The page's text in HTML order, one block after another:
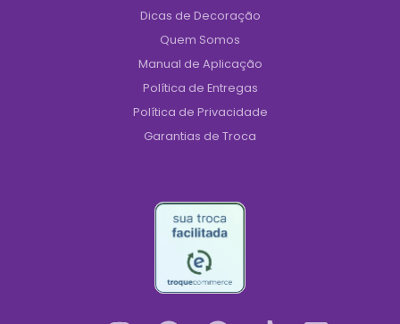
Dicas de Decoração
Quem Somos
Manual de Aplicação
Política de Entregas
Política de Privacidade
Garantias de Troca